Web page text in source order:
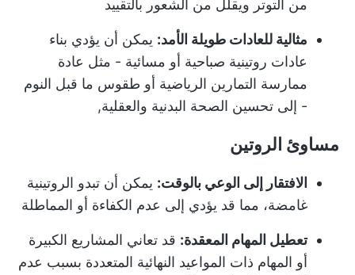
من التوتر ويقلل من الشعور بالتقييد
مثالية للعادات طويلة الأمد: يمكن أن يؤدي بناء
عادات روتينية صباحية أو مسائية - مثل عادة
ممارسة التمارين الرياضية أو طقوس ما قبل النوم
- إلى تحسين الصحة البدنية والعقلية,
مساوئ الروتين
الافتقار إلى الوعي بالوقت: يمكن أن تبدو الروتينية
غامضة، مما قد يؤدي إلى عدم الكفاءة أو المماطلة
تعطيل المهام المعقدة: قد تعاني المشاريع الكبيرة
أو المهام ذات المواعيد النهائية المتعددة بسبب عدم